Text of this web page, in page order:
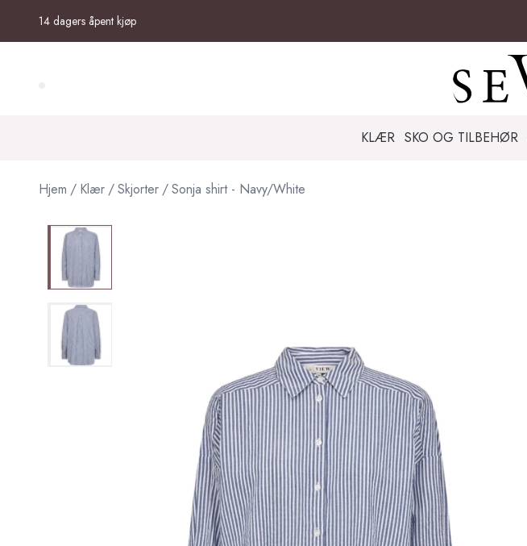
14 dagers åpent kjøp
KLÆR SKO OG TILBEHØR
Hjem / Klær /Skjorter /Sonja shirt - Navy/White